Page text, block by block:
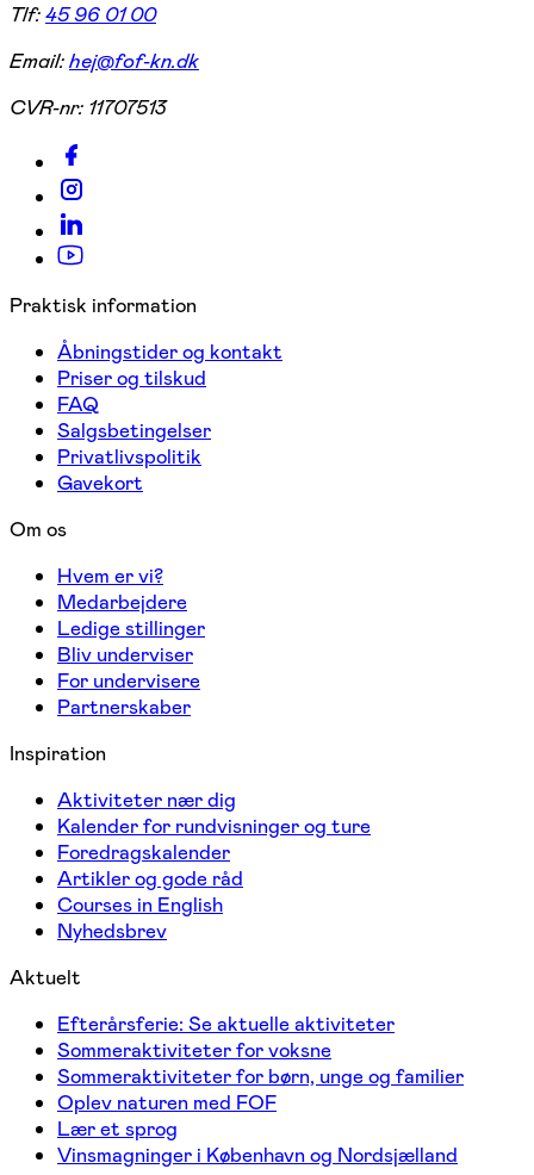
Tlf:45 96 01 00
Email:hej@fof-kn.dk
CVR-nr: 11707513
Praktisk information
Åbningstider og kontakt
Priser og tilskud
FAQ
Salgsbetingelser
Privatlivspolitik
Gavekort
Om os
Hvem er vi?
Medarbejdere
Ledige stillinger
Bliv underviser
For undervisere
Partnerskaber
Inspiration
Aktiviteter nær dig
Kalender for rundvisninger og ture
Foredragskalender
Artikler og gode råd
Courses in English
Nyhedsbrev
Aktuelt
Efterårsferie: Se aktuelle aktiviteter
Sommeraktiviteter for voksne
Sommeraktiviteter for børn, unge og familier
Oplev naturen med FOF
Lær et sprog
Vinsmagninger i København og Nordsjælland